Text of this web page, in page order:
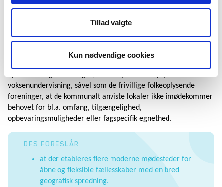
Tillad valgte
Kun nødvendige cookies
Flere egnede lokaler
Tiden er løbet fra, at voksenundervisning kan foregå i et
klasseværelse på den lokale folkeskole.
For at sikre synlighed og attraktive tilbud bør de fysiske rammer
voksenundervisning, såvel som de frivillige folkeoplysende
foreninger, at de kommunalt anviste lokaler ikke imødekommer
behovet for bl.a. omfang, tilgængelighed,
opbevaringsmuligheder eller fagspecifik egnethed.
DFS FORESLÅR
at der etableres flere moderne mødesteder for
åbne og fleksible fællesskaber med en bred
geografisk spredning.